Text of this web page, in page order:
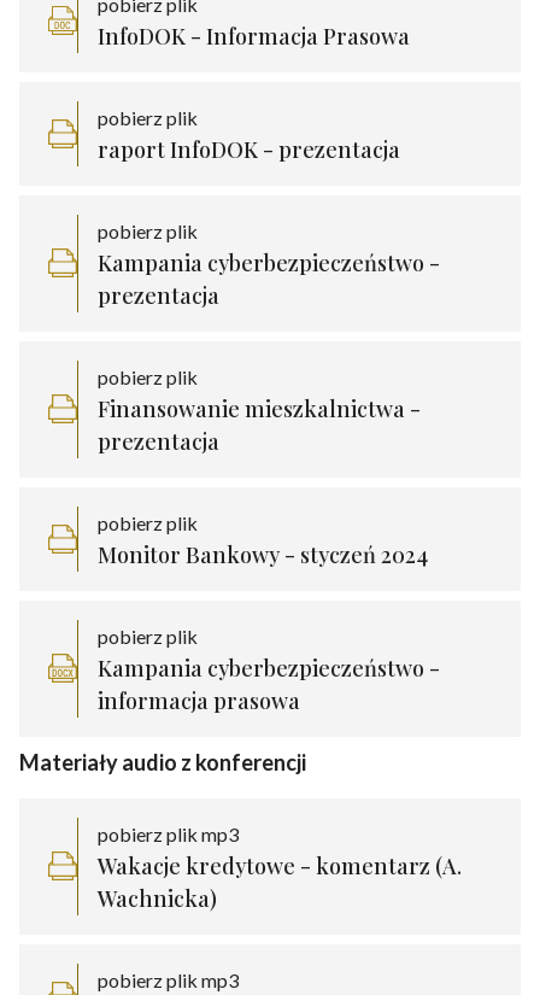
InfoDOK - Informacja Prasowa
pobierz plik
raport InfoDOK - prezentacja
pobierz plik
Kampania cyberbezpieczeństwo -
prezentacja
pobierz plik
Finansowanie mieszkalnictwa -
prezentacja
pobierz plik
Monitor Bankowy - styczeń 2024
pobierz plik
Kampania cyberbezpieczeństwo -
informacja prasowa
Materiały audio z konferencji
pobierz plik mp3
Wakacje kredytowe - komentarz (A.
Wachnicka)
pobierz plik mp3